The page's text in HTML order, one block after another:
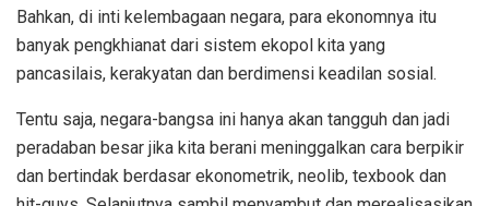
Bahkan, di inti kelembagaan negara, para ekonomnya itu
banyak pengkhianat dari sistem ekopol kita yang
pancasilais, kerakyatan dan berdimensi keadilan sosial.
Tentu saja, negara-bangsa ini hanya akan tangguh dan jadi
peradaban besar jika kita berani meninggalkan cara berpikir
dan bertindak berdasar ekonometrik, neolib, texbook dan